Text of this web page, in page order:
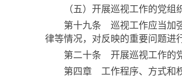
（五）开展巡视工作的党组织
第十九条 巡视工作应当加强
律等情况，对反映的重要问题进
第二十条 开展巡视工作的党
第四章 工作程序、方式和